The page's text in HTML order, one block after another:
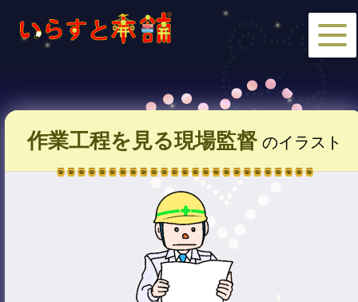
作業工程を見る現場監督のイラスト